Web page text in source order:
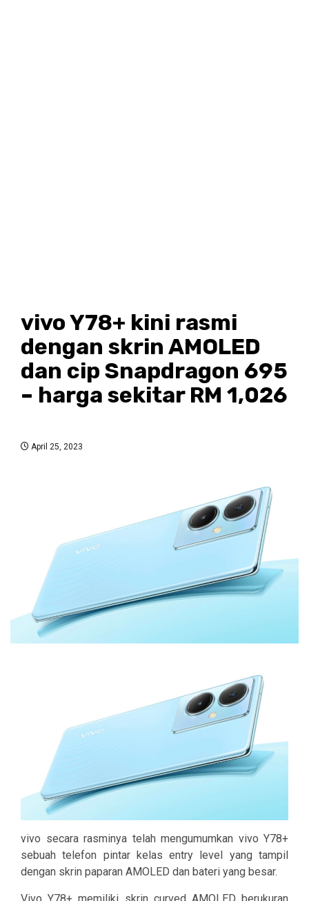
vivo Y78+ kini rasmi
dengan skrin AMOLED
dan cip Snapdragon 695
– harga sekitar RM 1,026
April 25, 2023
vivo secara rasminya telah mengumumkan vivo Y78+
sebuah telefon pintar kelas entry level yang tampil
dengan skrin paparan AMOLED dan bateri yang besar.